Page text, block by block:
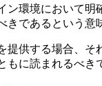
ン環境において
きであるという意
提供する場合、
に読まれるべき